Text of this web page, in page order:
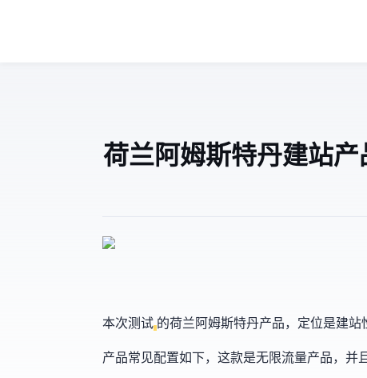
quicksrv 荷兰阿姆斯特丹建站
本次测试 的荷兰阿姆斯特丹产品，定位是建站
产品常见配置如下，这款是无限流量产品(Fair use)，并且附带